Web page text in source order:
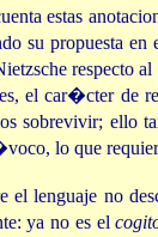
estas
su
respecto
el car�cter de
sobrevivir; ello
lo que
el lenguaje no
ya no es el